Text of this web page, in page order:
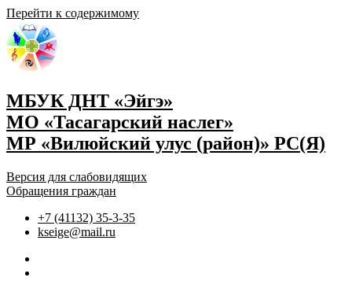
Перейти к содержимому
МБУК ДНТ «Эйгэ»
МО «Тасагарский наслег»
МР «Вилюйский улус (район)» РС(Я)
Версия для слабовидящих
Обращения граждан
+7 (41132) 35-3-35
kseige@mail.ru